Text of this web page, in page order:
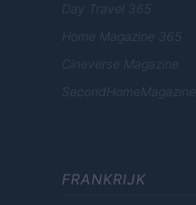
Day Travel 365
Home Magazine 365
Cineverse Magazine
SecondHomeMagazine
FRANKRIJK